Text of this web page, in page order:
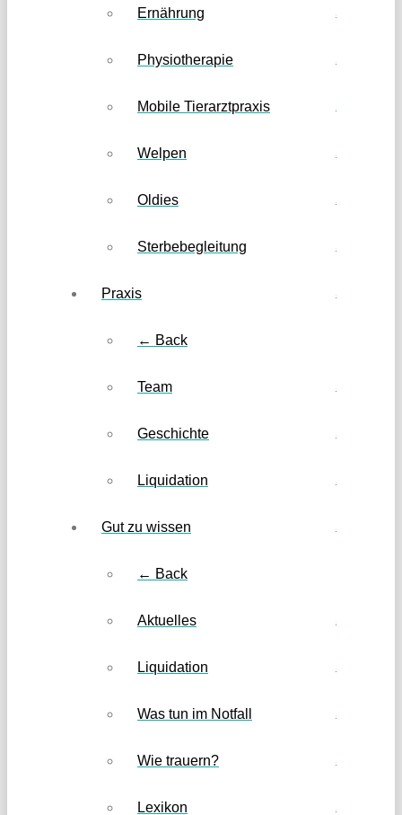
Ernährung
Physiotherapie
Mobile Tierarztpraxis
Welpen
Oldies
Sterbebegleitung
Praxis
← Back
Team
Geschichte
Liquidation
Gut zu wissen
← Back
Aktuelles
Liquidation
Was tun im Notfall
Wie trauern?
Lexikon